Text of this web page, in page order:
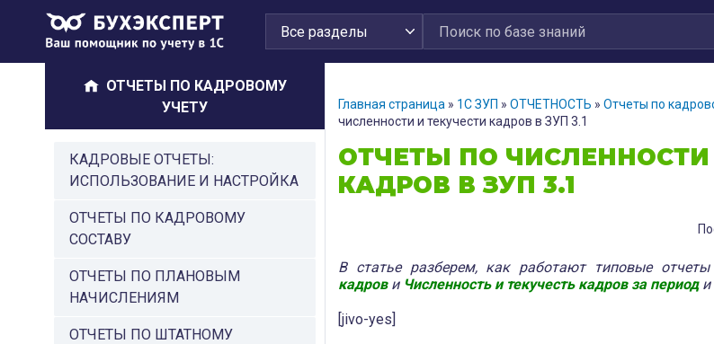
Главная страница » 1С ЗУП » ОТЧЕТНОСТЬ » Отчеты по
численности и текучести кадров в ЗУП 3.1
ОТЧЕТЫ ПО ЧИСЛЕННОСТИ
КАДРОВ В ЗУП 3.1
В статье разберем, как работают типовые отчеты
кадрови Численность и текучесть кадров за периоди
[jivo-yes]
ОТЧЕТЫ ПО КАДРОВОМУ
УЧЕТУ
КАДРОВЫЕ ОТЧЕТЫ:
ИСПОЛЬЗОВАНИЕ И НАСТРОЙКА
ОТЧЕТЫ ПО КАДРОВОМУ
СОСТАВУ
ОТЧЕТЫ ПО ПЛАНОВЫМ
НАЧИСЛЕНИЯМ
ОТЧЕТЫ ПО ШТАТНОМУ